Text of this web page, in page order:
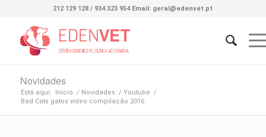
212 129 128 / 934 323 954 Email: geral@edenvet.pt
Novidades
Está aqui: Início / Novidades / Youtube /
Bad Cats gatos vídeo compilação 2016